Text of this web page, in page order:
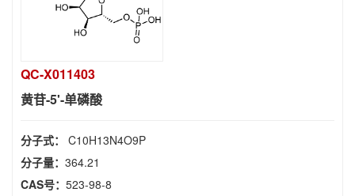
QC-X011403
黄苷-5'-单磷酸
分子式： C10H13N4O9P
分子量： 364.21
CAS号： 523-98-8